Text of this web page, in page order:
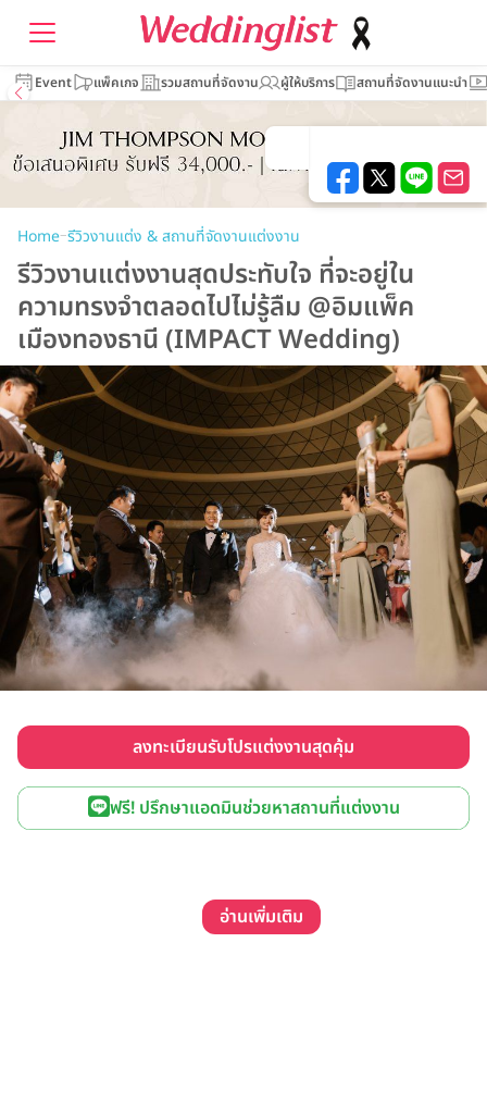
Event แพ็คเกจ รวมสถานที่จัดงาน ผู้ให้บริการ สถานที่จัดงานแนะนำ
Home–รีวิวงานแต่ง & สถานที่จัดงานแต่งงาน
รีวิวงานแต่งงานสุดประทับใจ ที่จะอยู่ใน
ความทรงจำตลอดไปไม่รู้ลืม @อิมแพ็ค
เมืองทองธานี (IMPACT Wedding)
ลงทะเบียนรับโปรแต่งงานสุดคุ้ม
ฟรี! ปรึกษาแอดมินช่วยหาสถานที่แต่งงาน
อ่านเพิ่มเติม